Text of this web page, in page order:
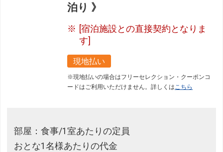
泊り 》
[宿泊施設との直接契約となりま
す]
現地払い
※現地払いの場合はフリーセレクション・クーポンコ
ードはご利用いただけません。詳しくはこちら
部屋：食事/1室あたりの定員
おとな1名様あたりの代金